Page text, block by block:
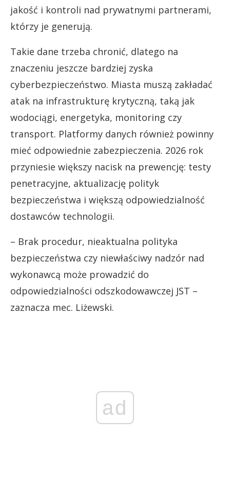
jakość i kontroli nad prywatnymi partnerami,
którzy je generują.
Takie dane trzeba chronić, dlatego na
znaczeniu jeszcze bardziej zyska
cyberbezpieczeństwo. Miasta muszą zakładać
atak na infrastrukturę krytyczną, taką jak
wodociągi, energetyka, monitoring czy
transport. Platformy danych również powinny
mieć odpowiednie zabezpieczenia. 2026 rok
przyniesie większy nacisk na prewencję: testy
penetracyjne, aktualizację polityk
bezpieczeństwa i większą odpowiedzialność
dostawców technologii.
– Brak procedur, nieaktualna polityka
bezpieczeństwa czy niewłaściwy nadzór nad
wykonawcą może prowadzić do
odpowiedzialności odszkodowawczej JST –
zaznacza mec. Liżewski.
ad